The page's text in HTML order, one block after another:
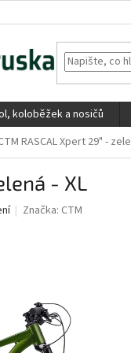
koloběžek a nosičů
RASCAL Xpert 29" -
- XL
Značka: CTM